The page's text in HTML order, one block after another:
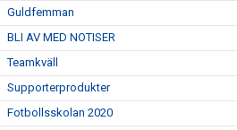
Guldfemman
BLI AV MED NOTISER
Teamkväll
Supporterprodukter
Fotbollsskolan 2020